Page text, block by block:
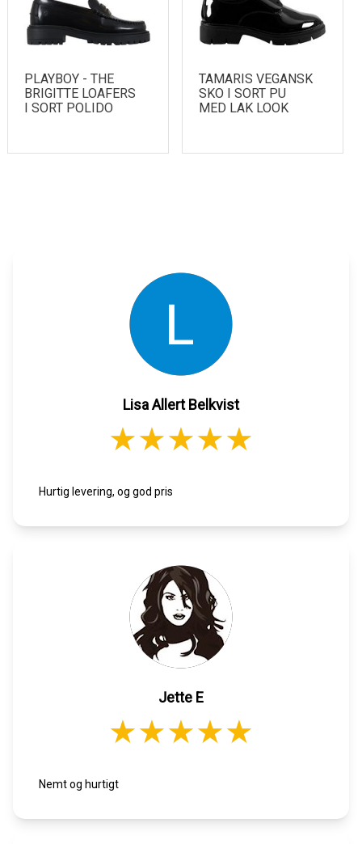
PLAYBOY - THE
BRIGITTE LOAFERS
I SORT POLIDO
TAMARIS VEGANSK
SKO I SORT PU
MED LAK LOOK
Lisa Allert Belkvist
Hurtig levering, og god pris
Jette E
Nemt og hurtigt